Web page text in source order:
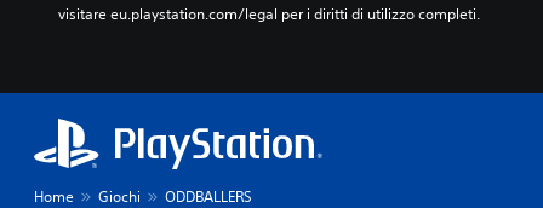
visitare eu.playstation.com/legal per i diritti di utilizzo completi.
Home Giochi ODDBALLERS